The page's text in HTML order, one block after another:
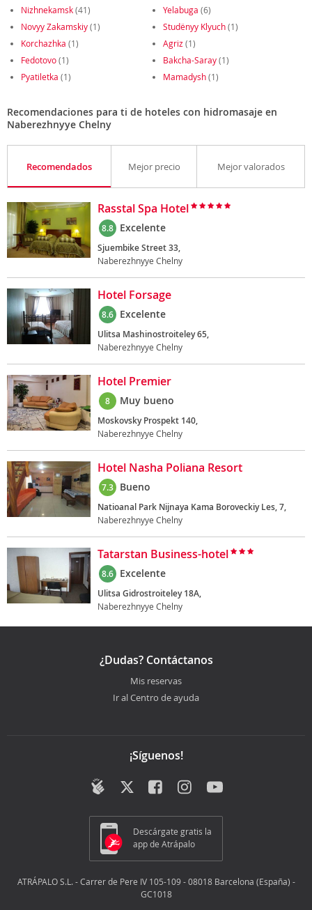
Nizhnekamsk(41) Yelabuga (6)
Novyy Zakamskiy(1) Studënyy Klyuch(1)
Korchazhka (1) Agriz (1)
Fedotovo(1) Bakcha-Saray(1)
Pyatiletka (1) Mamadysh(1)
Recomendaciones para ti de hoteles con hidromasaje en
Naberezhnyye Chelny
Recomendados Mejor precio Mejor valorados
Rasstal Spa Hotel
8.8 Excelente
Sjuembike Street 33,
Naberezhnyye Chelny
Hotel Forsage
8.6 Excelente
Ulitsa Mashinostroiteley 65,
Naberezhnyye Chelny
Hotel Premier
8 Muy bueno
Moskovsky Prospekt 140,
Naberezhnyye Chelny
Hotel Nasha Poliana Resort
7.3 Bueno
Natioanal Park Nijnaya Kama Boroveckiy Les, 7,
Naberezhnyye Chelny
Tatarstan Business-hotel
8.6 Excelente
Ulitsa Gidrostroiteley 18A,
Naberezhnyye Chelny
¿Dudas? Contáctanos
Mis reservas
Ir al Centro de ayuda
¡Síguenos!
Descárgate gratis la
app de Atrápalo
ATRÁPALO S.L. - Carrer de Pere IV 105-109 - 08018 Barcelona (España) -
GC1018